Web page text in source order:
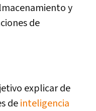
y
de
explicar de
deinteligencia